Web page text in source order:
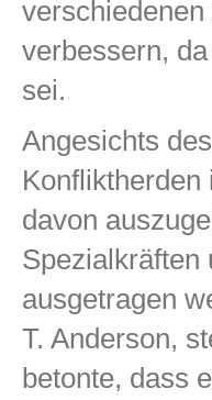
verbessern,
sei.
Angesichts
davon
Spezialkräften
ausgetragen
T. Anderson,
betonte, dass